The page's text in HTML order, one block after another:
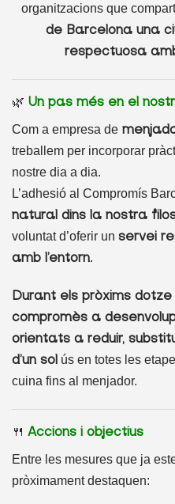
organitzacions que
de Barcelona una
respectuosa
🌿 Un pas més en el
Com a empresa de
treballem per incorporar
nostre dia a dia.
L’adhesió al Compromís
natural dins la nostra
voluntat d’oferir un servei
amb l’entorn.
Durant els pròxims
compromès a
orientats a reduir,
d’un sol ús en totes les
cuina fins al menjador.
🍴 Accions i objectius
Entre les mesures que ja
pròximament destaquen: